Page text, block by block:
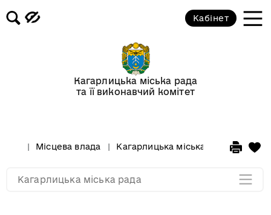
Кагарлицька міська рада
та її виконавчий комітет
Кабінет
Місцева влада Кагарлицька міська рада
Кагарлицька міська рада
Рішення міської ради
Проекти рішень міської ради